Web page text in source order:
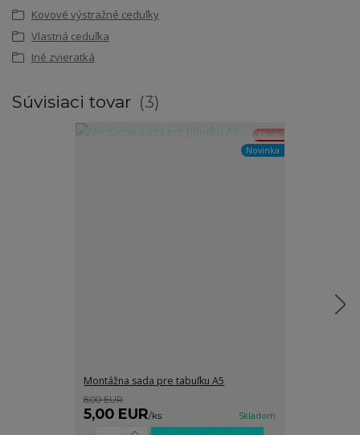
Kovové výstražné ceduľky
Vlastná ceduľka
Iné zvieratká
Súvisiaci tovar 3
Akcia
Novinka
Montážna sada pre tabuľku A5
8,00 EUR
5,00 EUR/ks Skladom